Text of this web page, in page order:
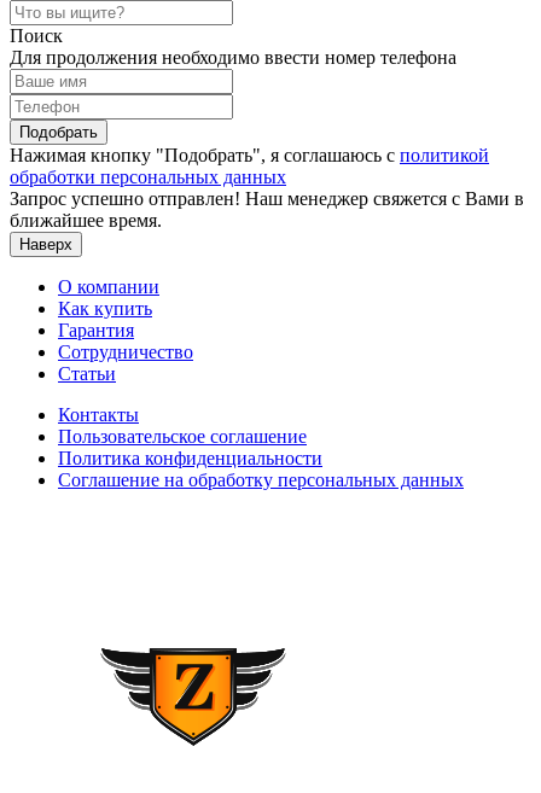
Поиск
Для продолжения необходимо ввести номер телефона
Подобрать
Нажимая кнопку "Подобрать", я соглашаюсь с политикой
обработки персональных данных
Запрос успешно отправлен! Наш менеджер свяжется с Вами в
ближайшее время.
Наверх
О компании
Как купить
Гарантия
Сотрудничество
Статьи
Контакты
Пользовательское соглашение
Политика конфиденциальности
Соглашение на обработку персональных данных